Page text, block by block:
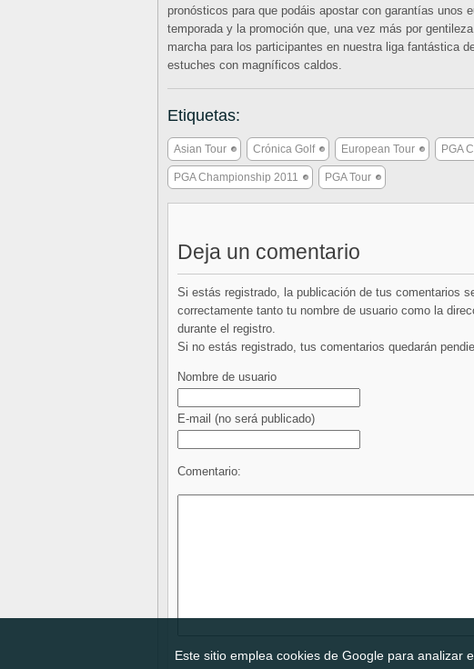
Este sitio emplea cookies de Google para analizar
pronósticos para que podáis apostar con garantías unos
temporada y la promoción que, una vez más por
marcha para los participantes en nuestra liga fantástica
estuches con magníficos caldos.
Etiquetas:
Asian Tour Crónica Golf European Tour PGA
PGA Championship 2011 PGA Tour
Deja un comentario
Si estás registrado, la publicación de tus comentarios
correctamente tanto tu nombre de usuario como la
durante el registro.
Si no estás registrado, tus comentarios quedarán
Nombre de usuario
E-mail (no será publicado)
Comentario: